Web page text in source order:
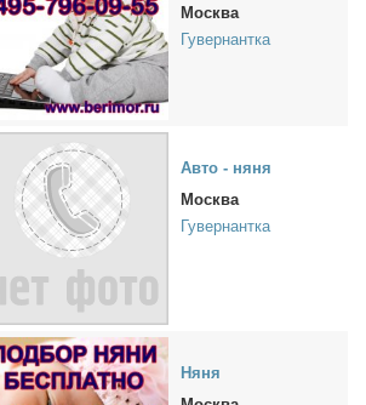
Москва
Гувернантка
Ав­то - ня­ня
Москва
Гувернантка
Ня­ня